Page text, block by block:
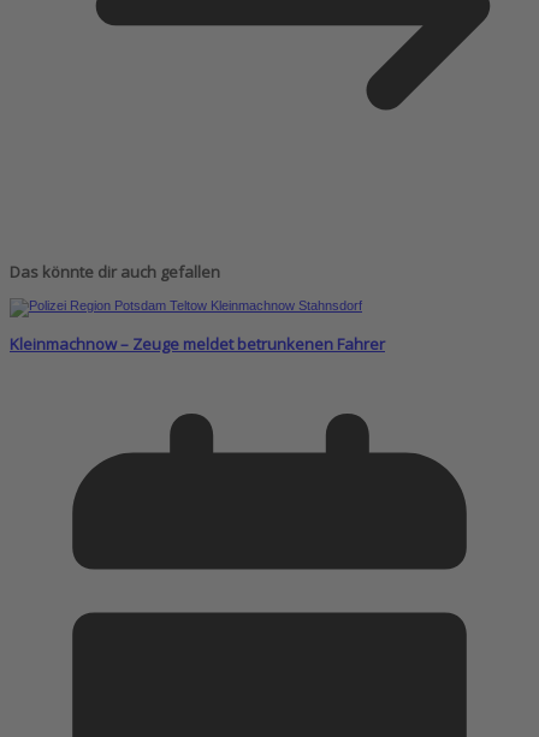
Das könnte dir auch gefallen
Kleinmachnow – Zeuge meldet betrunkenen Fahrer